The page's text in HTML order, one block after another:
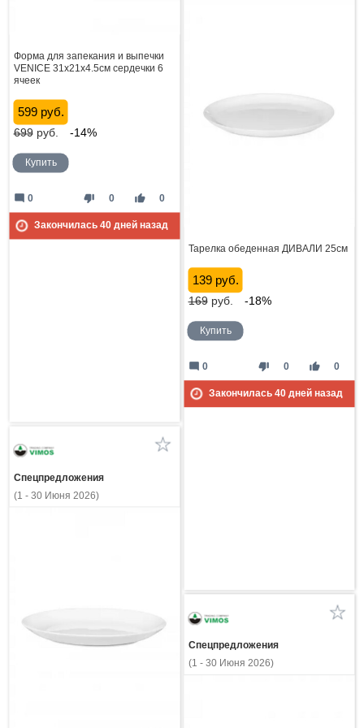
Форма для запекания и выпечки
VENICE 31x21x4.5см сердечки 6
ячеек
599 руб.
699руб. -14%
Купить
thumb_down 0 thumb_up 0
mode_comment 0
Закончилась 40дней назад
Тарелка обеденная ДИВАЛИ 25см
139 руб.
169руб. -18%
Купить
thumb_down 0 thumb_up 0
mode_comment 0
Закончилась 40дней назад
Спецпредложения
(1 - 30 Июня 2026)
Спецпредложения
(1 - 30 Июня 2026)